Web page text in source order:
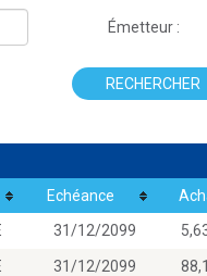
Émetteur :
RECHERCHER
Echéance
31/12/2099
31/12/2099